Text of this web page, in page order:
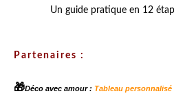
Un guide pratique en 12
Partenaires :
🎁Déco avec amour : Tableau personnalisé